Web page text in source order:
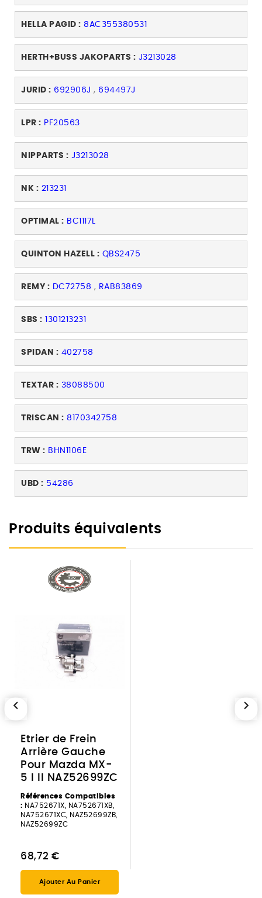
HELLA PAGID : 8AC355380531
HERTH+BUSS JAKOPARTS : J3213028
JURID : 692906J , 694497J
LPR : PF20563
NIPPARTS : J3213028
NK : 213231
OPTIMAL : BC1117L
QUINTON HAZELL : QBS2475
REMY : DC72758 , RAB83869
SBS : 1301213231
SPIDAN : 402758
TEXTAR : 38088500
TRISCAN : 8170342758
TRW : BHN1106E
UBD : 54286
Produits équivalents
Etrier de Frein
Arrière Gauche
Pour Mazda MX-
5 I II NAZ52699ZC
Références Compatibles
: NA752671X, NA752671XB,
NA752671XC, NAZ52699ZB,
NAZ52699ZC
68,72 €
Ajouter Au Panier
chevron_left chevron_right